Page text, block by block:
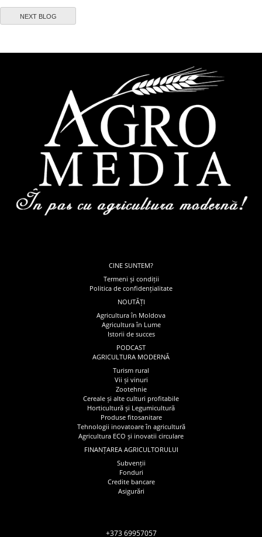
NEXT BLOG
CINE SUNTEM?
Termeni și condiții
Politica de confidențialitate
NOUTĂȚI
Agricultura în Moldova
Agricultura în Lume
Istorii de succes
PODCAST
AGRICULTURA MODERNĂ
Turism rural
Vii și vinuri
Zootehnie
Cereale și alte culturi profitabile
Horticultură și Legumicultură
Produse fitosanitare
Tehnologii inovatoare în agricultură
Agricultura ECO și inovatii circulare
FINANȚAREA AGRICULTORULUI
Subvenții
Fonduri
Credite bancare
Asigurări
+373 69957057